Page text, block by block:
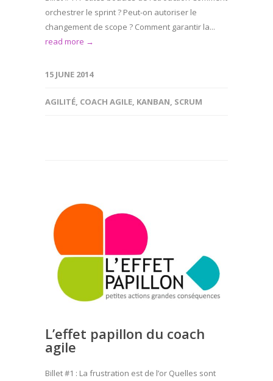
orchestrer le sprint ? Peut-on autoriser le
changement de scope ? Comment garantir la...
read more →
15 JUNE 2014
AGILITÉ, COACH AGILE, KANBAN, SCRUM
L’effet papillon du coach
agile
Billet #1 : La frustration est de l’or Quelles sont